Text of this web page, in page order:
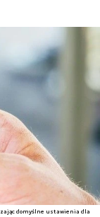
domyślne ustawienia dla